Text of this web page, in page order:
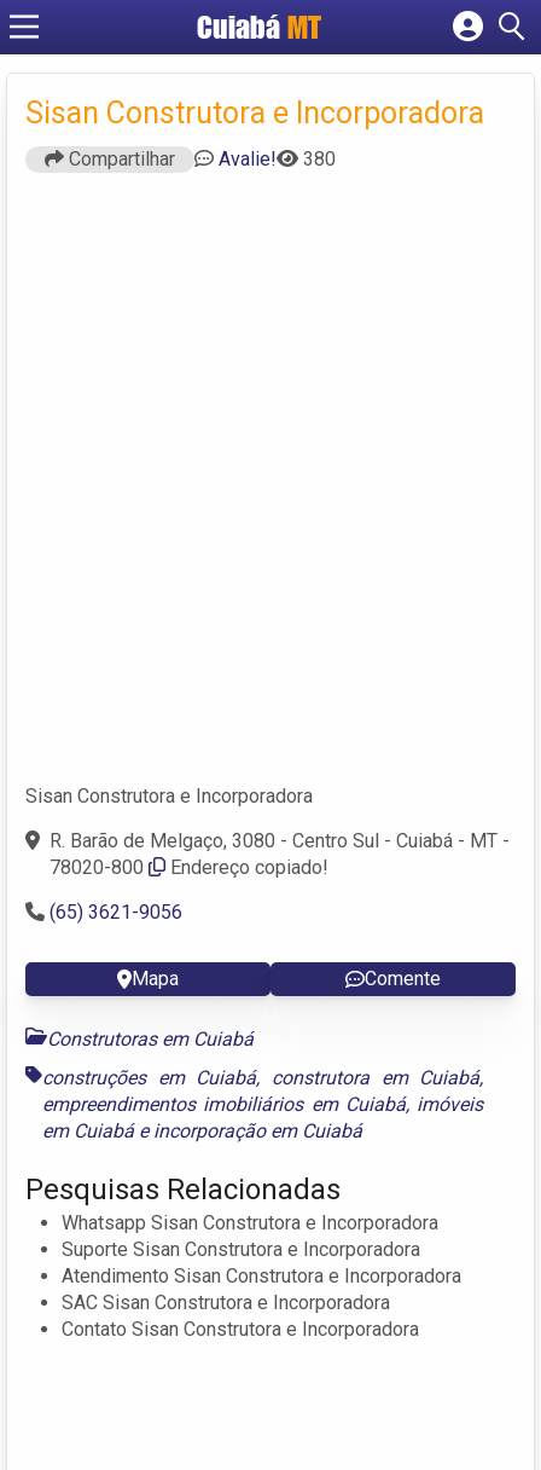
Cuiabá MT
Cadastrar empresa
Criar conta
Sisan Construtora e Incorporadora
Compartilhar Avalie! 380
Sisan Construtora e Incorporadora
R. Barão de Melgaço, 3080 - Centro Sul - Cuiabá - MT -
78020-800
Endereço copiado!
(65) 3621-9056
Mapa Comente
Construtoras em Cuiabá
construções em Cuiabá, construtora em Cuiabá,
empreendimentos imobiliários em Cuiabá, imóveis
em Cuiabáeincorporação em Cuiabá
Pesquisas Relacionadas
Whatsapp Sisan Construtora e Incorporadora
Suporte Sisan Construtora e Incorporadora
Atendimento Sisan Construtora e Incorporadora
SAC Sisan Construtora e Incorporadora
Contato Sisan Construtora e Incorporadora